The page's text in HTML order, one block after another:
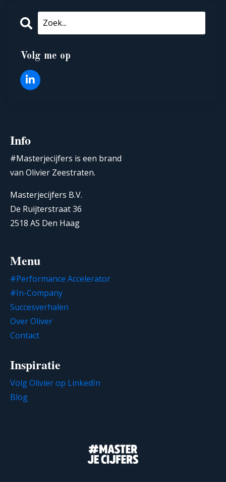
Volg me op
Info
#Masterjecijfers is een brand
van Olivier Zeestraten.
Masterjecijfers B.V.
De Ruijterstraat 36
2518 AS Den Haag
Menu
#Performance Accelerator
#In-Company
Succesverhalen
Over Oliver
Contact
Inspiratie
Volg Olivier op LinkedIn
Blog